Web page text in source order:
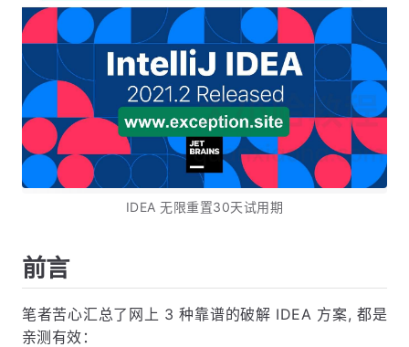
IDEA 无限重置30天试用期
前言
笔者苦心汇总了网上 3 种靠谱的破解 IDEA 方案, 都是
亲测有效：